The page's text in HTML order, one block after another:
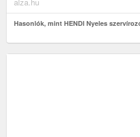
Hasonlók, mint HENDI Nyeles